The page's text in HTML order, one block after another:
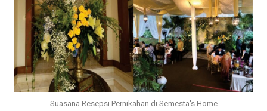
Suasana Resepsi Pernikahan di Semesta's Home